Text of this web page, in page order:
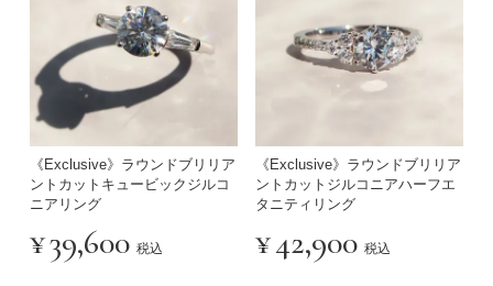
《Exclusive》ラウンドブリリア
ントカットキュービックジルコ
ニアリング
¥39,600 税込
《Exclusive》ラウンドブリリア
ントカットジルコニアハーフエ
タニティリング
¥42,900 税込